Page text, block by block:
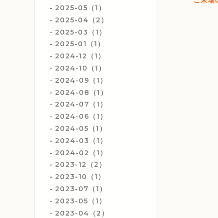
2025-05（1）
2025-04（2）
2025-03（1）
2025-01（1）
2024-12（1）
2024-10（1）
2024-09（1）
2024-08（1）
2024-07（1）
2024-06（1）
2024-05（1）
2024-03（1）
2024-02（1）
2023-12（2）
2023-10（1）
2023-07（1）
2023-05（1）
2023-04（2）